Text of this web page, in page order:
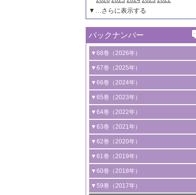
▼…さらに表示する
バックナンバー
▼68巻（2026年）
1号 過酸化水素合成に関する研究動向
2号 コンピューター技術により加速する
触媒開発
3号 有機分子変換やCO 資源化のための
光触媒に関する最近の研究
B号 第137回触媒討論会（2026年）
▼67巻（2025年）
1号 CO
水素化によるグリーン燃料/グリ
ーンケミカル製造
2号 水素製造のための水分解技術に関す
る最近の研究
3号 オレフィン系樹脂の精密合成に関す
る最新技術
4号 アルコール類の効率的変換を実現す
る非貴金属触媒の研究動向
5号 ゼオライトの合成と応用における研
究動向
▼66巻（2024年）
1号 低次元ナノ構造を有する触媒材料
2号 規制反応場を活用した固体触媒研究
の新展開
3号 未踏分子変換を目指した酸化触媒プ
ロセスの最前線
4号 シンクロトロン放射光および中性子
線を利用した触媒解析技術の最先端
5号 単原子触媒
▼65巻（2023年）
1号 炭素が関わる触媒機能
2号 プラスチックケミカルリサイクルの
ための触媒技術
3号 非酸化物系金属化合物を基盤とした
触媒材料の開発
4号 格子酸素・格子酸素欠陥を利用した
触媒反応
▼64巻（2022年）
1号 合成ガス製造とCOを用いるケミカル
ズ合成の最新動向
2号 化学品合成のための合金触媒開発
3号 CO の排出削減および有効活用のた
めの触媒技術
4号 若手による情報発信企画～とびたて
▼63巻（2021年）
1号 金触媒の新展開
2号 ペロブスカイト
3号 特殊反応場を利用した触媒的分子変
換反応
4号 多孔質材料を用いた触媒の新展開
▼62巻（2020年）
1号 触媒設計を拓く欠陥構造のキャラク
タリゼーション
2号 機能化学品製造に資するクリーンな
触媒的酸化反応
▼61巻（2019年）
1号 物質移動制御に着目した触媒プロセ
ス開発
▼60巻（2018年）
1号 固体酸触媒の最新の研究動向
▼59巻（2017年）